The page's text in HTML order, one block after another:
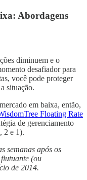
Abordagens
diminuem e o
desafiador para
você pode proteger
situação.
em baixa, então,
Floating Rate
de gerenciamento
2 e 1).
semanas após os
(ou
de 2014.